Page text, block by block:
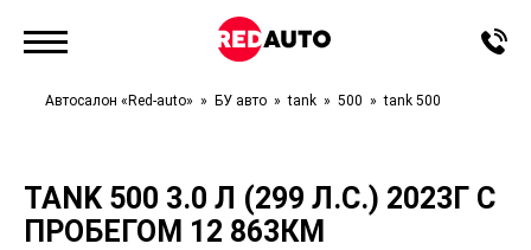
Автосалон «Red-auto» БУ авто tank 500 tank 500
TANK 500 3.0 Л (299 Л.С.) 2023Г С
ПРОБЕГОМ 12 863КМ